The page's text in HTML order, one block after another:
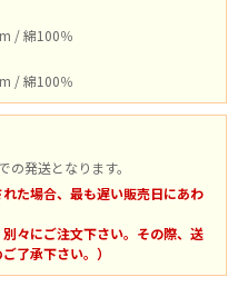
/ 綿100％
/ 綿100％
発送となります。
た場合、最も遅い販売日にあわ
々にご注文下さい。その際、送
了承下さい。）